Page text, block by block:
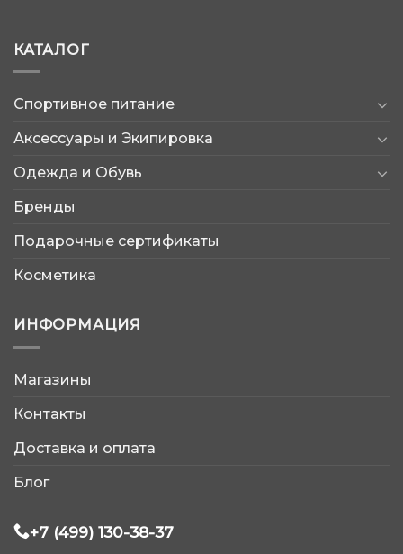
КАТАЛОГ
Спортивное питание
Аксессуары и Экипировка
Одежда и Обувь
Бренды
Подарочные сертификаты
Косметика
ИНФОРМАЦИЯ
Магазины
Контакты
Доставка и оплата
Блог
+7 (499) 130-38-37